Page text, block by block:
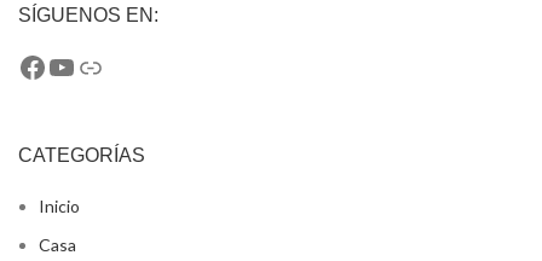
SÍGUENOS EN:
CATEGORÍAS
Inicio
Casa